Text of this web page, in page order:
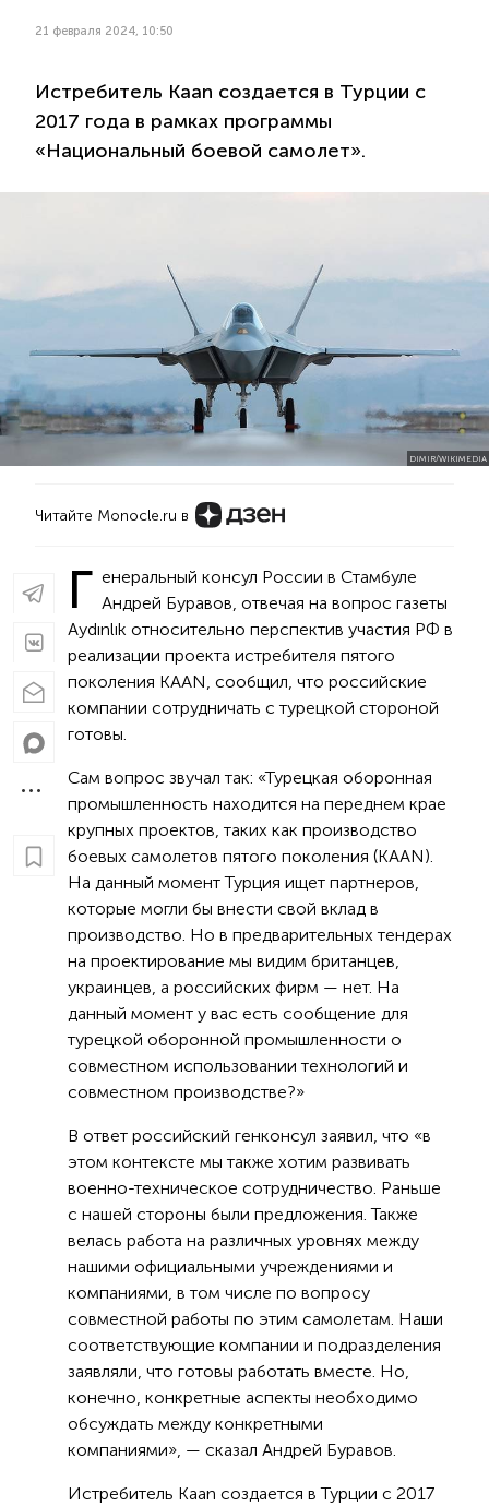
21 февраля 2024, 10:50
Истребитель Kaan создается в Турции с
2017 года в рамках программы
«Национальный боевой самолет».
DIMIR/WIKIMEDIA
Читайте Monocle.ru в
Г енеральный консул России в Стамбуле
Андрей Буравов, отвечая на вопрос газеты
Aydınlık относительно перспектив участия РФ в
реализации проекта истребителя пятого
поколения KAAN, сообщил, что российские
компании сотрудничать с турецкой стороной
готовы.
Сам вопрос звучал так: «Турецкая оборонная
промышленность находится на переднем крае
крупных проектов, таких как производство
боевых самолетов пятого поколения (KAAN).
На данный момент Турция ищет партнеров,
которые могли бы внести свой вклад в
производство. Но в предварительных тендерах
на проектирование мы видим британцев,
украинцев, а российских фирм — нет. На
данный момент у вас есть сообщение для
турецкой оборонной промышленности о
совместном использовании технологий и
совместном производстве?»
В ответ российский генконсул заявил, что «в
этом контексте мы также хотим развивать
военно-техническое сотрудничество. Раньше
с нашей стороны были предложения. Также
велась работа на различных уровнях между
нашими официальными учреждениями и
компаниями, в том числе по вопросу
совместной работы по этим самолетам. Наши
соответствующие компании и подразделения
заявляли, что готовы работать вместе. Но,
конечно, конкретные аспекты необходимо
обсуждать между конкретными
компаниями», — сказал Андрей Буравов.
Истребитель Kaan создается в Турции с 2017